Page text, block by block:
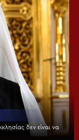
δεν είναι να